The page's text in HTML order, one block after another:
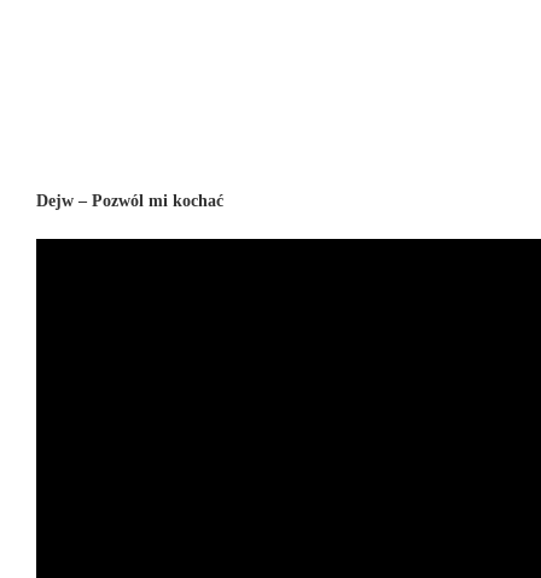
Dejw – Pozwól mi kochać